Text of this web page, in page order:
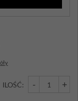
ILOŚĆ: - +